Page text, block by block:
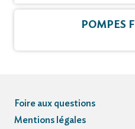
POMPES
Foire aux questions
Mentions légales